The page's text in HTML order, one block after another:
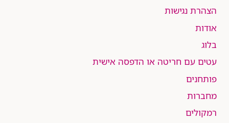
הצהרת נגישות
אודות
בלוג
עטים עם חריטה או הדפסה אישית
פותחנים
מחברות
רמקולים